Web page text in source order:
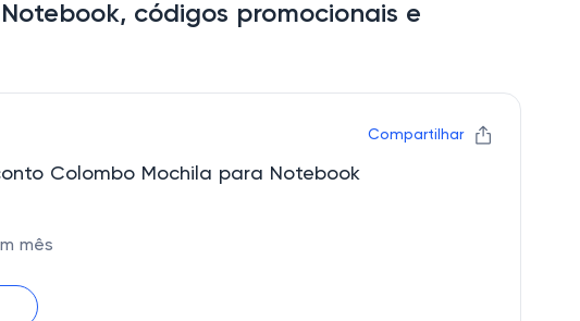
códigos promocionais e
Compartilhar
Colombo Mochila para Notebook
mês